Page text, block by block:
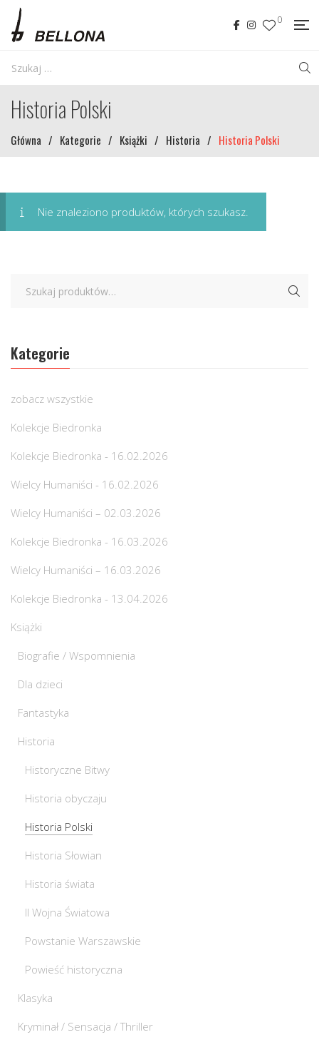
0
Historia Polski
Główna / Kategorie / Książki / Historia / Historia Polski
Nie znaleziono produktów, których szukasz.
Kategorie
zobacz wszystkie
Kolekcje Biedronka
Kolekcje Biedronka - 16.02.2026
Wielcy Humaniści - 16.02.2026
Wielcy Humaniści – 02.03.2026
Kolekcje Biedronka - 16.03.2026
Wielcy Humaniści – 16.03.2026
Kolekcje Biedronka - 13.04.2026
Książki
Biografie / Wspomnienia
Dla dzieci
Fantastyka
Historia
Historyczne Bitwy
Historia obyczaju
Historia Polski
Historia Słowian
Historia świata
II Wojna Światowa
Powstanie Warszawskie
Powieść historyczna
Klasyka
Kryminał / Sensacja / Thriller